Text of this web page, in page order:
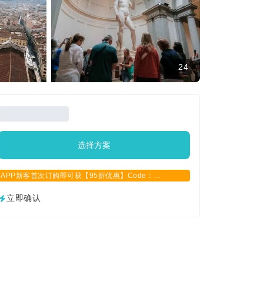
24
选择方案
APP新客首次订购即可获【95折优惠】Code：
立即确认